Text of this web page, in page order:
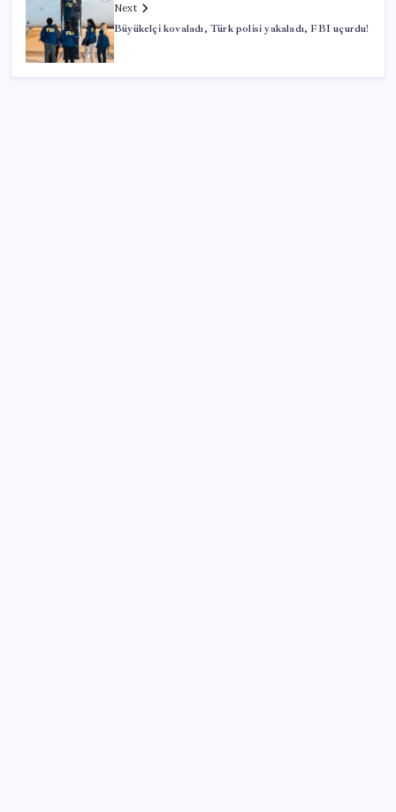
Next
Büyükelçi kovaladı, Türk polisi yakaladı, FBI uçurdu!